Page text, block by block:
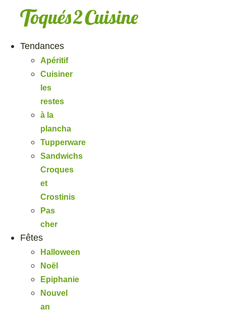
Tendances
Apéritif
Cuisiner
les
restes
à la
plancha
Tupperware
Sandwichs
Croques
et
Crostinis
Pas
cher
Fêtes
Halloween
Noël
Epiphanie
Nouvel
an